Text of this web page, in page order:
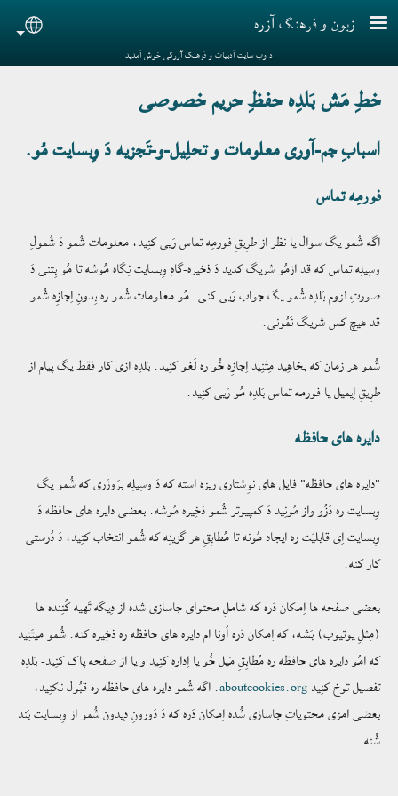
Skip to main contentزبون و فرهنگ آزره
دَ وب سایتِ اَدبیات و فَرهنگِ آزرگی خوش اَمدید
خطِ مَش بَلدِه حفظِ حریم خصوصی
اسبابِ جم-آوری معلومات و تحلِیل-و-تَجزیه دَ وِبسایت مُو.
فورمِه تماس
اگه شُمو یگ سوال یا نظر از طرِیقِ فورمِه تماس رَیی کنِید، معلومات شُمو دَ شُمولِ
وسِیلِه تماس که قد ازمُو شریگ کدید دَ ذخیره-گاهِ وِبسایت نِگاه مُوشه تا مُو بِتنی دَ
صورتِ لزوم بَلدِه شُمو یگ جواب رَیی کنی. مُو معلومات شُمو ره بِدونِ اِجازِه شُمو
قد هیچ کس شریگ نَمُونی.
شُمو هر زمان که بخاهِید مِتَنِید اِجازِه خُو ره لَغو کنِید. بَلدِه ازی کار فقط یگ پیام از
طرِیقِ اِیمیل یا فورمه تماس بَلدِه مُو رَیی کنِید.
دایره های حافظه
"دایره های حافظه" فایل های نوِشتاری ریزه استه که دَ وسِیلِه برَوزَری که شُمو یگ
وِبسایت ره دَزُو واز مُونِید دَ کمپیوتر شُمو ذخِیره مُوشه. بعضی دایره های حافظه دَ
وِبسایت اِی قابلیَت ره ایجاد مُونه تا مُطابِقِ هر گزینِه‌ که شُمو انتخاب کنِید، دَ دُرستی
کار کنه.
بعضی صفحه ها اِمکان دَره که شاملِ محتوای جاسازی شده از دِیگه تَهیه کُنِنده ها
(مِثلِ یوتیوب) بَشه، که اِمکان دَره اُونا ام دایره های حافظه ره ذخِیره کنه. شُمو میتَنِید
که امُو دایره های حافظه ره مُطابِقِ مَیل خُو یا اِداره کنِید و یا از صفحه پاک کنِید- بَلدِه
تفصیل توخ کنِیدaboutcookies.org. اگه شُمو دایره های حافظه ره قبُول نکنِید،
بعضی امزی محتویاتِ جاسازی شُده اِمکان دَره که دَ دَورونِ دِیدون شُمو از وِبسایت بَند
شُنه.